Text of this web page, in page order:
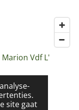
site gaat
Vdf L'